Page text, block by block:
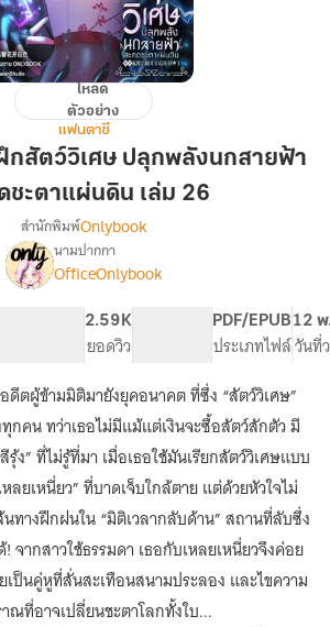
ษ
า
ด
โหลด
ตัวอย่าง
แฟนตาซี
กสัตว์วิเศษ ปลุกพลังนกสายฟ้า
ชะตาแผ่นดิน เล่ม 26
เรื่อง
ข้าม
มิติ
เป็น
นัก
ฝึก
สัตว์
วิเศษ
ปลุก
พลัง
นก
สายฟ้า
สะกด
ชะตา
แผ่น
ดิน
สำนักพิมพ์Onlybook
นามปากกา
OfficeOnlybook
2.59K
ยอดวิว
PDF/EPUB
ประเภทไฟล์
12
วันที่
ดีตผู้ข้ามมิติมายังยุคอนาคต ที่ซึ่ง “สัตว์วิเศษ”
กคน ทว่าเธอไม่มีแม้แต่เงินจะซื้อสัตว์สักตัว มี
” ที่ไม่รู้ที่มา เมื่อเธอใช้มันเรียกสัตว์วิเศษแบบ
ยเหนี่ยว” ที่บาดเจ็บใกล้ตาย แต่ด้วยหัวใจไม่
ทางฝึกฝนใน “มิติเวลากลับด้าน” สถานที่ลับซึ่ง
! จากสาวใช้ธรรมดา เธอกับเหลยเหนี่ยวจึงค่อย
ป็นคู่หูที่สั่นสะเทือนสนามประลอง และไขความ
ณที่อาจเปลี่ยนชะตาโลกทั้งใบ...